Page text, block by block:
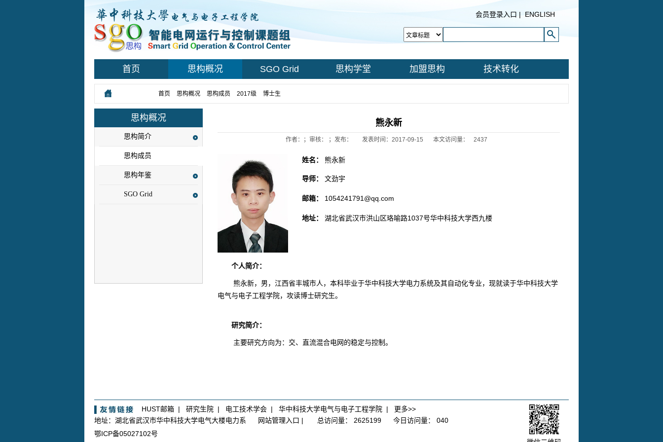
会员登录入口 | ENGLISH
首页 思构概况 SGO Grid 思构学堂 加盟思构 技术转化
首页 思构概况 思构成员 2017级 博士生
思构概况
思构简介
思构成员
思构年鉴
SGO Grid
熊永新
作者：；审核： ；发布： 发表时间：2017-09-15 本文访问量： 2437
姓名： 熊永新
导师： 文劲宇
邮箱： 1054241791@qq.com
地址： 湖北省武汉市洪山区珞喻路1037号华中科技大学西九楼
个人简介：
熊永新，男，江西省丰城市人，本科毕业于华中科技大学电力系统及其自动化专业，现就读于华中科技大学
电气与电子工程学院，攻读博士研究生。
研究简介：
主要研究方向为：交、直流混合电网的稳定与控制。
HUST邮箱 | 研究生院 | 电工技术学会 | 华中科技大学电气与电子工程学院 | 更多>>
地址：湖北省武汉市华中科技大学电气大楼电力系
网站管理入口 | 总访问量： 2625199 今日访问量： 040
鄂ICP备05027102号